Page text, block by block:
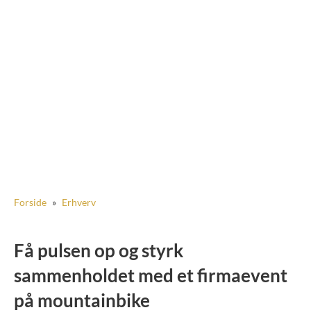
Forside » Erhverv
Få pulsen op og styrk
sammenholdet med et firmaevent
på mountainbike